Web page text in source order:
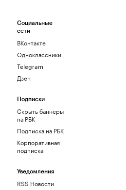
Социальные
сети
ВКонтакте
Одноклассники
Telegram
Дзен
Подписки
Скрыть баннеры
на РБК
Подписка на РБК
Корпоративная
подписка
Уведомления
RSS Новости